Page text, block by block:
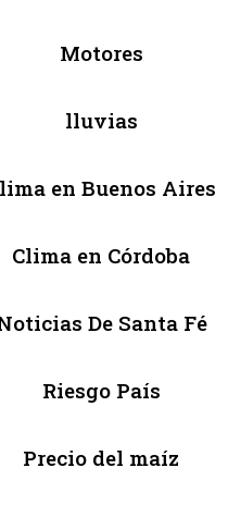
Motores
lluvias
en Buenos Aires
Clima en Córdoba
De Santa Fé
Riesgo País
Precio del maíz